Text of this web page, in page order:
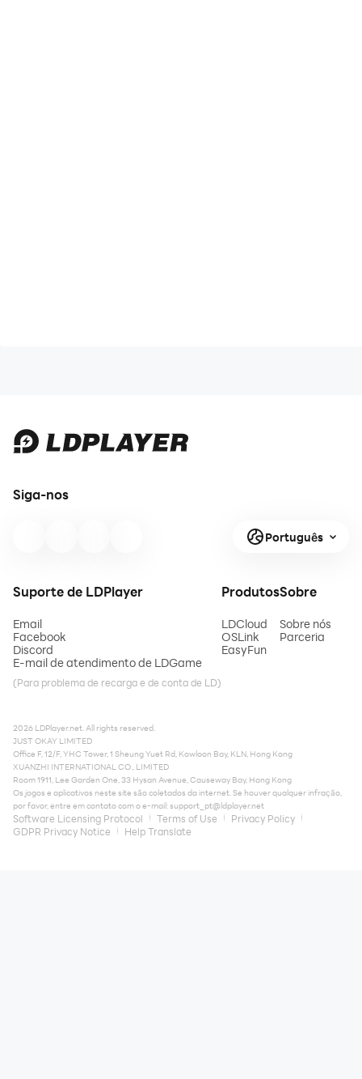
Siga-nos
Português
Suporte de LDPlayer
Email
Facebook
Discord
E-mail de atendimento de LDGame
(Para problema de recarga e de conta de LD)
Produtos
LDCloud
OSLink
EasyFun
Sobre
Sobre nós
Parceria
2026 LDPlayer.net. All rights reserved.
JUST OKAY LIMITED
Office F, 12/F, YHC Tower, 1 Sheung Yuet Rd, Kowloon Bay, KLN, Hong Kong
XUANZHI INTERNATIONAL CO., LIMITED
Room 1911, Lee Garden One, 33 Hysan Avenue, Causeway Bay, Hong Kong
Os jogos e aplicativos neste site são coletados da internet. Se houver qualquer infração,
por favor, entre em contato com o e-mail:support_pt@ldplayer.net
Software Licensing Protocol Terms of Use
Privacy Policy
GDPR Privacy Notice
Help Translate